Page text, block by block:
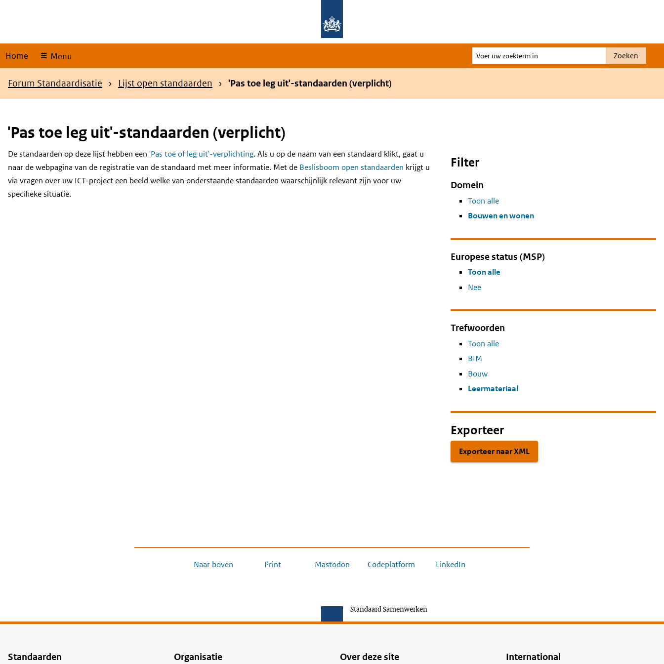
Home Menu
Voer
uw
Zoeken
Kruimelpad
Forum Standaardisatie Lijst open standaarden 'Pas toe leg uit'-standaarden (verplicht)
'Pas toe leg uit'-standaarden (verplicht)
Content
De standaarden op deze lijst hebben een 'Pas toe of leg uit'-verplichting. Als u op de naam van een standaard klikt, gaat u
naar de webpagina van de registratie van de standaard met meer informatie. Met de Beslisboom open standaarden krijgt u
via vragen over uw ICT-project een beeld welke van onderstaande standaarden waarschijnlijk relevant zijn voor uw
specifieke situatie.
Filter
Domein
Toon alle
Bouwen en wonen
Europese status (MSP)
Toon alle
Nee
Trefwoorden
Toon alle
BIM
Bouw
Leermateriaal
Exporteer
Exporteer naar XML
Naar boven Print Mastodon Codeplatform LinkedIn
Standaard Samenwerken
Voet
Standaarden Organisatie Over deze site International